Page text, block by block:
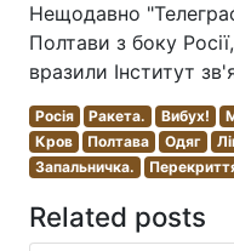
Нещодавно
Полтави з боку
вразили Інститут
Росія Ракета. Вибух!
Кров
Полтава Одяг
Запальничка.
Related posts